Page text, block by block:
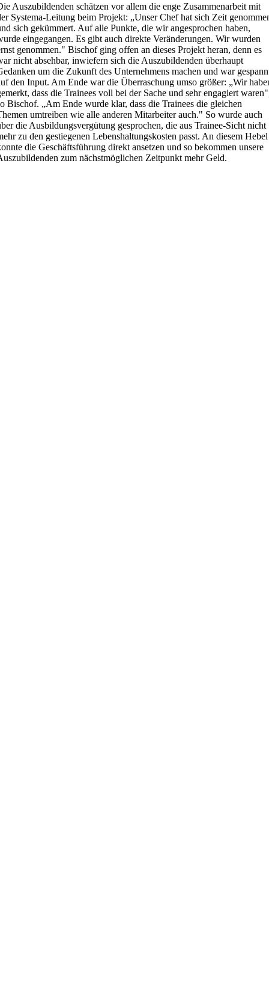
Auszubildenden schätzen vor allem die enge Zusammenarbeit mit
Systema-Leitung beim Projekt: „Unser Chef hat sich Zeit
sich gekümmert. Auf alle Punkte, die wir angesprochen haben,
eingegangen. Es gibt auch direkte Veränderungen. Wir wurden
genommen." Bischof ging offen an dieses Projekt heran, denn es
nicht absehbar, inwiefern sich die Auszubildenden überhaupt
um die Zukunft des Unternehmens machen und war
den Input. Am Ende war die Überraschung umso größer: „Wir
dass die Trainees voll bei der Sache und sehr engagiert
Bischof. „Am Ende wurde klar, dass die Trainees die gleichen
umtreiben wie alle anderen Mitarbeiter auch." So wurde auch
die Ausbildungsvergütung gesprochen, die aus Trainee-Sicht nicht
zu den gestiegenen Lebenshaltungskosten passt. An diesem Hebel
die Geschäftsführung direkt ansetzen und so bekommen unsere
zum nächstmöglichen Zeitpunkt mehr Geld.